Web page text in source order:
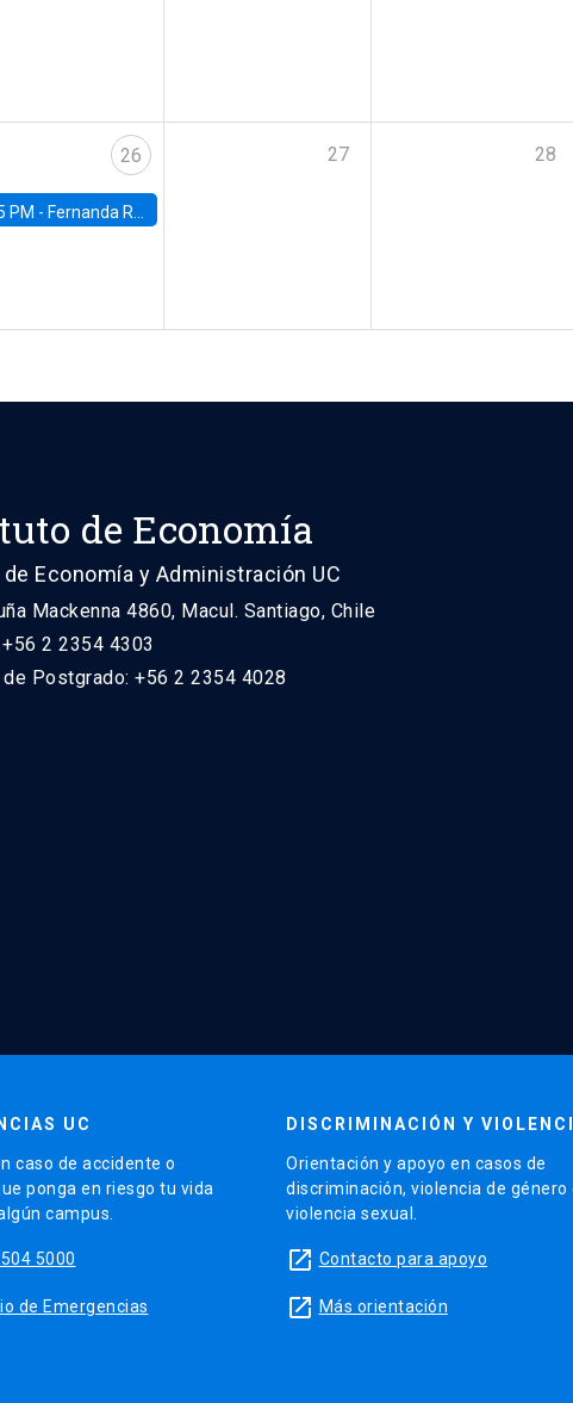
26
PM - Fernanda Rojas Ampuero, University of Wisconsin-Madison
27 28
de Economía
Economía y Administración UC
Mackenna 4860, Macul. Santiago, Chile
2 2354 4303
Postgrado: +56 2 2354 4028
UC
caso de accidente o
ponga en riesgo tu vida
campus.
5000
de Emergencias
DISCRIMINACIÓN Y
Orientación y apoyo en casos de
discriminación, violencia de género
violencia sexual.
launch Contacto para apoyo
launch Más orientación